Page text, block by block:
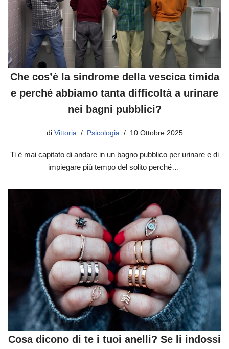
Che cos’è la sindrome della vescica timida
e perché abbiamo tanta difficoltà a urinare
nei bagni pubblici?
di Vittoria Psicologia 10 Ottobre 2025
Ti è mai capitato di andare in un bagno pubblico per urinare e di
impiegare più tempo del solito perché…
Cosa dicono di te i tuoi anelli? Se li indossi